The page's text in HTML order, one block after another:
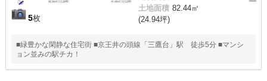
5枚
土地面積 82.44㎡
(24.94坪)
■緑豊かな閑静な住宅街 ■京王井の頭線「三鷹台」駅 徒歩5分 ■マンシ
ョン並みの駅チカ！